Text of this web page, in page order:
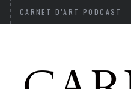
CARNET D’ART PODCAST